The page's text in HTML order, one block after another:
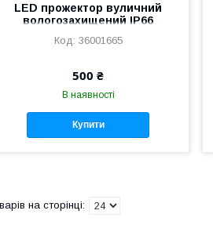
LED прожектор вуличний
вологозахищений IP66
холодний білий
36001665
500 ₴
В наявності
Купити